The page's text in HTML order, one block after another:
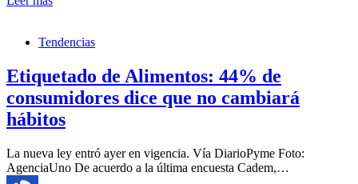
Tendencias
Etiquetado de Alimentos: 44% de
consumidores dice que no cambiará
hábitos
La nueva ley entró ayer en vigencia. Vía DiarioPyme Foto:
AgenciaUno De acuerdo a la última encuesta Cadem,…